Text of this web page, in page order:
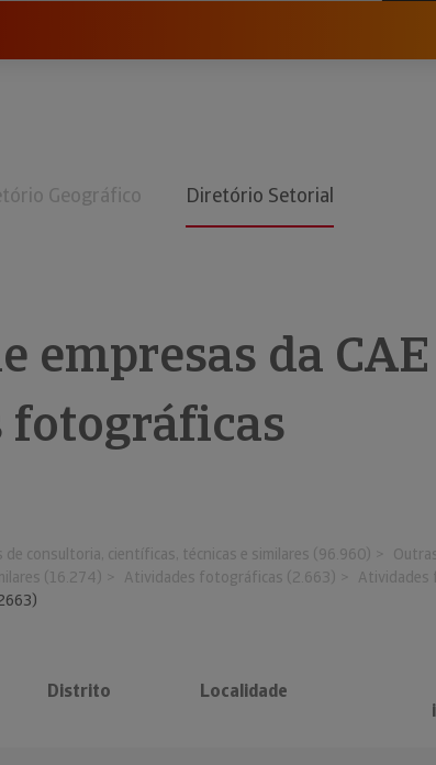
Geográfico Diretório Setorial
empresas da
de consultoria, científicas, técnicas e similares (96.960)
(16.274)
Atividades fotográficas (2.663)
Atividades
Distrito Localidade